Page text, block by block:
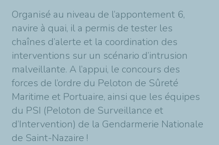
Organisé au niveau de l’appontement 6,
navire à quai, il a permis de tester les
chaînes d’alerte et la coordination des
interventions sur un scénario d’intrusion
malveillante. A l’appui, le concours des
forces de l’ordre du Peloton de Sûreté
Maritime et Portuaire, ainsi que les équipes
du PSI (Peloton de Surveillance et
d’Intervention) de la Gendarmerie Nationale
de Saint-Nazaire !